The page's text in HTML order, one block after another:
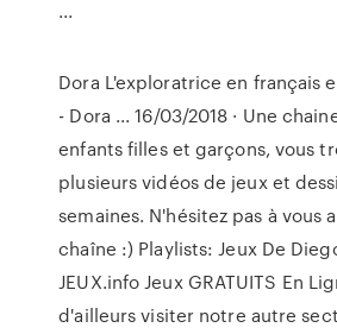
...
Dora L'exploratrice en français
- Dora ... 16/03/2018 · Une
enfants filles et garçons, vous
plusieurs vidéos de jeux et
semaines. N'hésitez pas à vous
chaîne :) Playlists: Jeux De
JEUX.info Jeux GRATUITS En
d'ailleurs visiter notre autre